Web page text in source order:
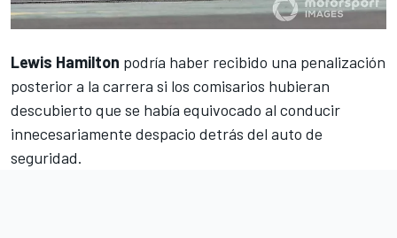
Lewis Hamilton podría haber recibido una penalización
posterior a la carrera si los comisarios hubieran
descubierto que se había equivocado al conducir
innecesariamente despacio detrás del auto de
seguridad.